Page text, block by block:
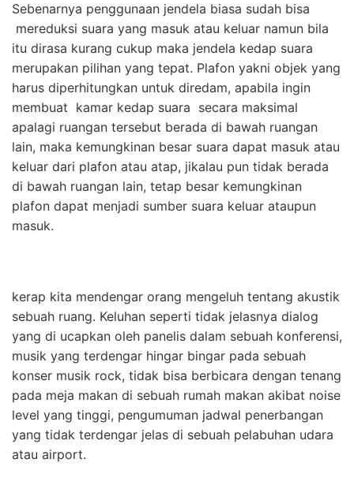
Sebenarnya penggunaan jendela biasa sudah bisa
mereduksi suara yang masuk atau keluar namun bila
itu dirasa kurang cukup maka jendela kedap suara
merupakan pilihan yang tepat. Plafon yakni objek yang
harus diperhitungkan untuk diredam, apabila ingin
membuat kamar kedap suara secara maksimal
apalagi ruangan tersebut berada di bawah ruangan
lain, maka kemungkinan besar suara dapat masuk atau
keluar dari plafon atau atap, jikalau pun tidak berada
di bawah ruangan lain, tetap besar kemungkinan
plafon dapat menjadi sumber suara keluar ataupun
masuk.
kerap kita mendengar orang mengeluh tentang akustik
sebuah ruang. Keluhan seperti tidak jelasnya dialog
yang di ucapkan oleh panelis dalam sebuah konferensi,
musik yang terdengar hingar bingar pada sebuah
konser musik rock, tidak bisa berbicara dengan tenang
pada meja makan di sebuah rumah makan akibat noise
level yang tinggi, pengumuman jadwal penerbangan
yang tidak terdengar jelas di sebuah pelabuhan udara
atau airport.